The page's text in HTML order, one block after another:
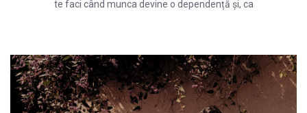
te faci când munca devine o dependență și, ca